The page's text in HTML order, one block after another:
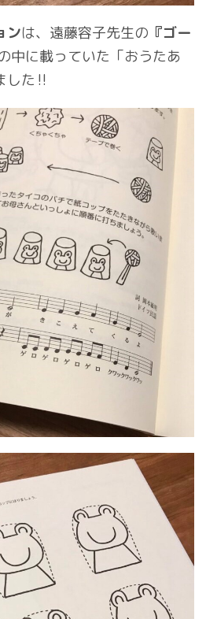
ンは、遠藤容子先生の 『ゴー
中に載っていた「おうたあ
した‼︎